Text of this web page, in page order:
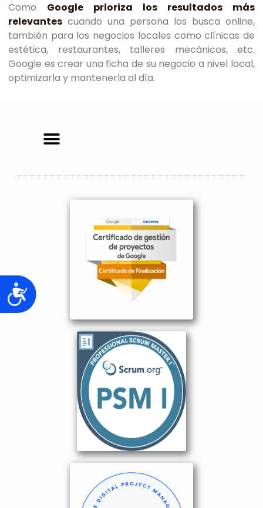
Accesibilidad
Como Google prioriza los resultados más
relevantes cuando una persona los busca online,
también para los negocios locales como clínicas de
estética, restaurantes, talleres mecánicos, etc.
Google es crear una ficha de su negocio a nivel local,
optimizarla y mantenerla al día.